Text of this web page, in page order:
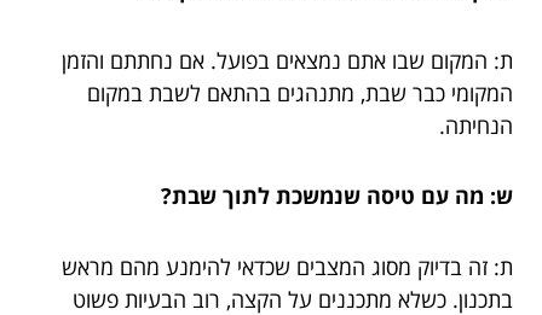
ת: המקום שבו אתם נמצאים בפועל. אם נחתתם והזמן
המקומי כבר שבת, מתנהגים בהתאם לשבת במקום
הנחיתה.
ש: מה עם טיסה שנמשכת לתוך שבת?
ת: זה בדיוק מסוג המצבים שכדאי להימנע מהם מראש
בתכנון. כשלא מתכננים על הקצה, רוב הבעיות פשוט